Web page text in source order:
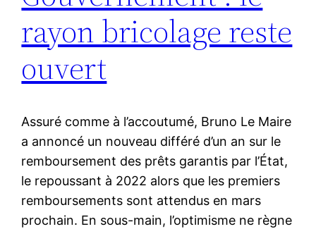
rayon bricolage reste
ouvert
Assuré comme à l’accoutumé, Bruno Le Maire
a annoncé un nouveau différé d’un an sur le
remboursement des prêts garantis par l’État,
le repoussant à 2022 alors que les premiers
remboursements sont attendus en mars
prochain. En sous-main, l’optimisme ne règne